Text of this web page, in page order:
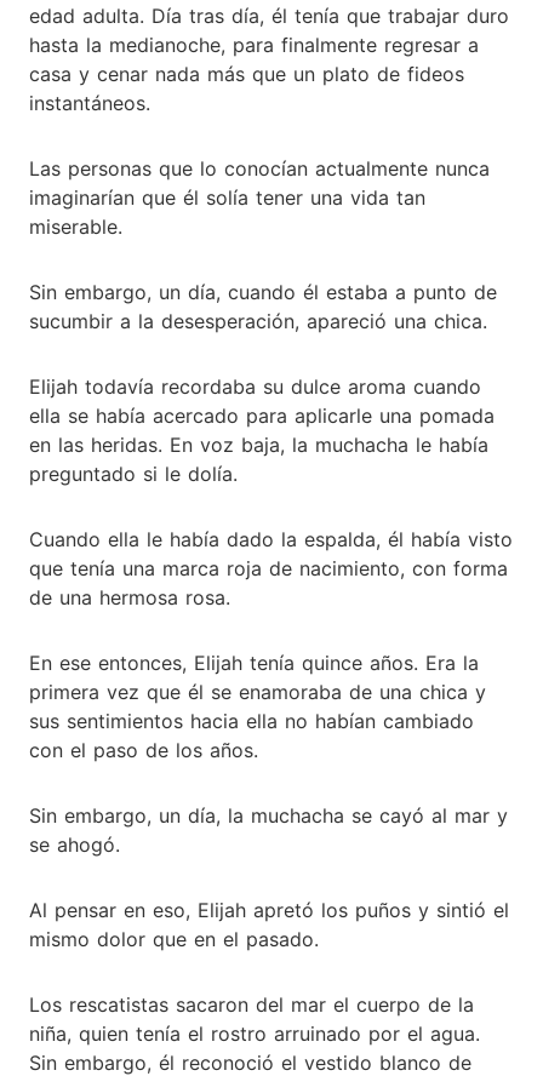
edad adulta. Día tras día, él tenía que trabajar duro
hasta la medianoche, para finalmente regresar a
casa y cenar nada más que un plato de fideos
instantáneos.
Las personas que lo conocían actualmente nunca
imaginarían que él solía tener una vida tan
miserable.
Sin embargo, un día, cuando él estaba a punto de
sucumbir a la desesperación, apareció una chica.
Elijah todavía recordaba su dulce aroma cuando
ella se había acercado para aplicarle una pomada
en las heridas. En voz baja, la muchacha le había
preguntado si le dolía.
Cuando ella le había dado la espalda, él había visto
que tenía una marca roja de nacimiento, con forma
de una hermosa rosa.
En ese entonces, Elijah tenía quince años. Era la
primera vez que él se enamoraba de una chica y
sus sentimientos hacia ella no habían cambiado
con el paso de los años.
Sin embargo, un día, la muchacha se cayó al mar y
se ahogó.
Al pensar en eso, Elijah apretó los puños y sintió el
mismo dolor que en el pasado.
Los rescatistas sacaron del mar el cuerpo de la
niña, quien tenía el rostro arruinado por el agua.
Sin embargo, él reconoció el vestido blanco de